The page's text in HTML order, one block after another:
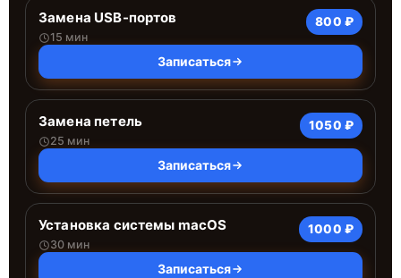
Замена USB-портов
15 мин
800 ₽
Записаться
Замена петель
25 мин
1050 ₽
Записаться
Установка системы macOS
30 мин
1000 ₽
Записаться